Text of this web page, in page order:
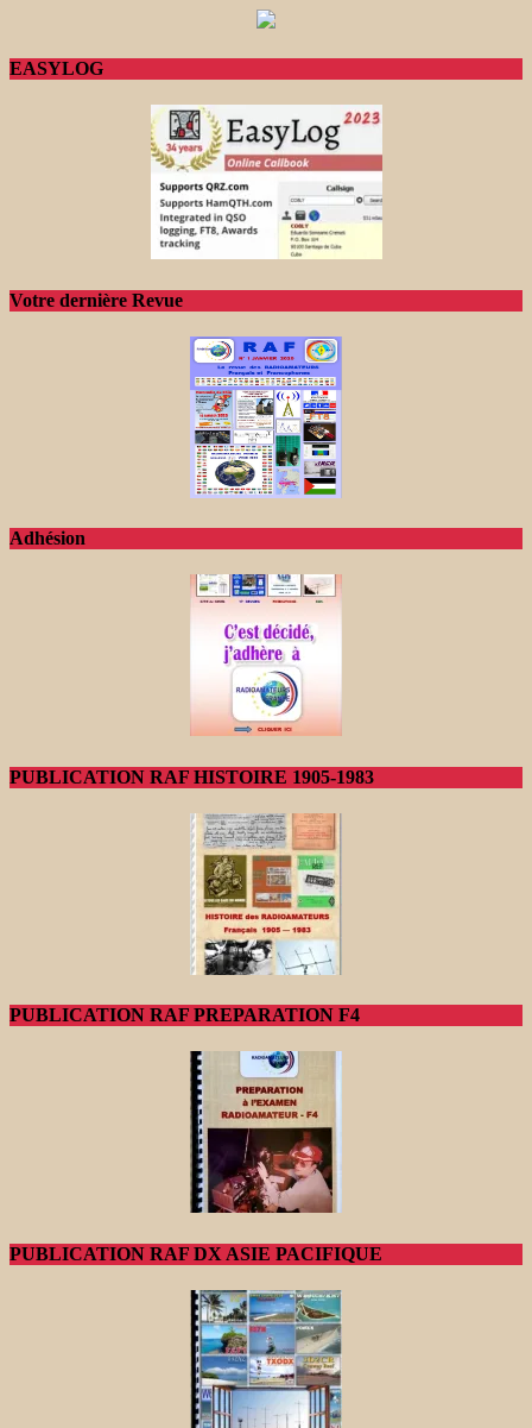
EASYLOG
Votre dernière Revue
Adhésion
PUBLICATION RAF HISTOIRE 1905-1983
PUBLICATION RAF PREPARATION F4
PUBLICATION RAF DX ASIE PACIFIQUE